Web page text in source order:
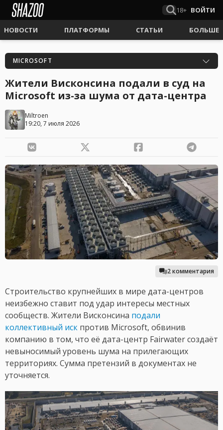
18+ ВОЙТИ
НОВОСТИ ПЛАТФОРМЫ СТАТЬИ БОЛЬШЕ
MICROSOFT
Жители Висконсина подали в суд на
Microsoft из-за шума от дата-центра
Miltroen
19:20, 7 июля 2026
2 комментария
Строительство крупнейших в мире дата-центров
неизбежно ставит под удар интересы местных
сообществ. Жители Висконсина подали
коллективный иск против Microsoft, обвинив
компанию в том, что её дата-центр Fairwater создаёт
невыносимый уровень шума на прилегающих
территориях. Сумма претензий в документах не
уточняется.